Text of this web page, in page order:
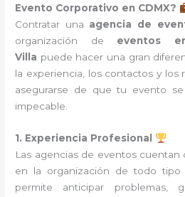
Evento Corporativo en CDMX?
Contratar una agencia de
organización de eventos
Villa puede hacer una gran
la experiencia, los contactos y los
asegurarse de que tu evento
impecable.
1. Experiencia Profesional
Las agencias de eventos
en la organización de todo
permite anticipar problemas,